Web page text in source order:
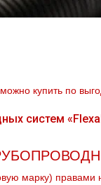
купить по
марку) правами